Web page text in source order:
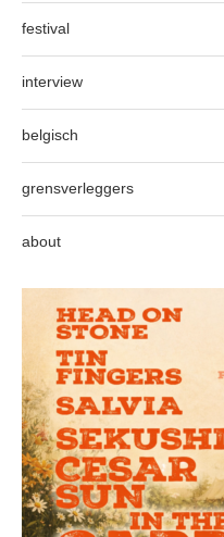
festival
interview
belgisch
grensverleggers
about